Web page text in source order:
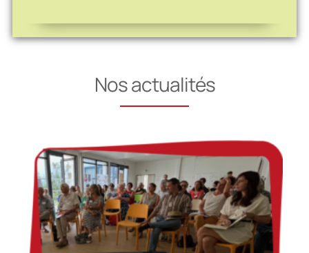
Nos actualités